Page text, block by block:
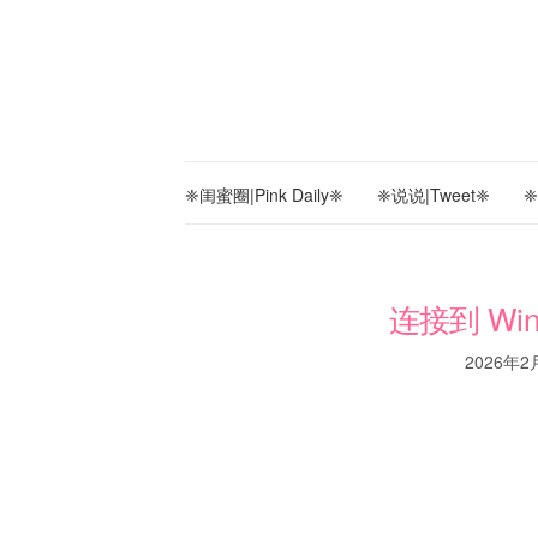
❈闺蜜圈|Pink Daily❈ ❈说说|Tweet❈ ❈
连接到
2026年2